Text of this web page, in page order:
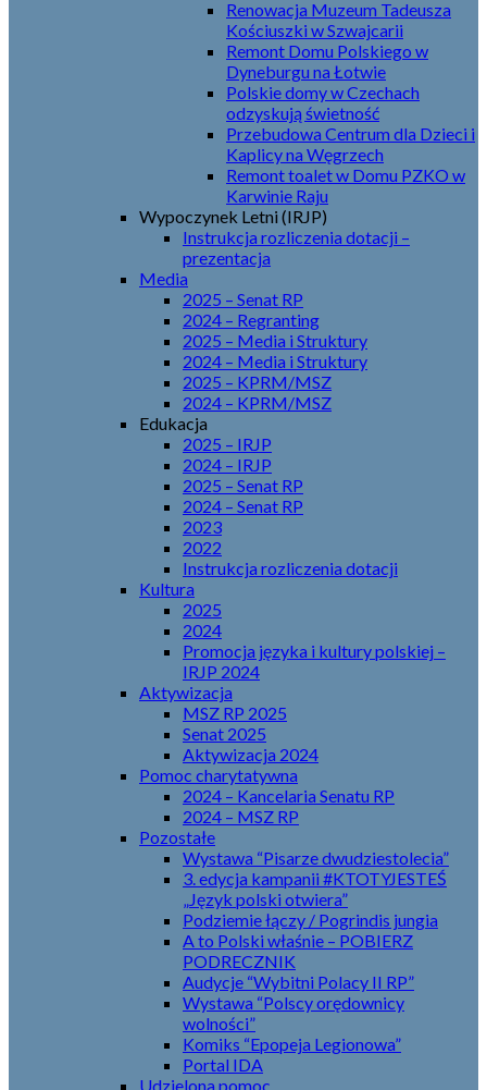
Renowacja Muzeum Tadeusza
Kościuszki w Szwajcarii
Remont Domu Polskiego w
Dyneburgu na Łotwie
Polskie domy w Czechach
odzyskują świetność
Przebudowa Centrum dla Dzieci i
Kaplicy na Węgrzech
Remont toalet w Domu PZKO w
Karwinie Raju
Wypoczynek Letni (IRJP)
Instrukcja rozliczenia dotacji –
prezentacja
Media
2025 – Senat RP
2024 – Regranting
2025 – Media i Struktury
2024 – Media i Struktury
2025 – KPRM/MSZ
2024 – KPRM/MSZ
Edukacja
2025 – IRJP
2024 – IRJP
2025 – Senat RP
2024 – Senat RP
2023
2022
Instrukcja rozliczenia dotacji
Kultura
2025
2024
Promocja języka i kultury polskiej –
IRJP 2024
Aktywizacja
MSZ RP 2025
Senat 2025
Aktywizacja 2024
Pomoc charytatywna
2024 – Kancelaria Senatu RP
2024 – MSZ RP
Pozostałe
Wystawa “Pisarze dwudziestolecia”
3. edycja kampanii #KTOTYJESTEŚ
„Język polski otwiera”
Podziemie łączy / Pogrindis jungia
A to Polski właśnie – POBIERZ
PODRECZNIK
Audycje “Wybitni Polacy II RP”
Wystawa “Polscy orędownicy
wolności”
Komiks “Epopeja Legionowa”
Portal IDA
Udzielona pomoc